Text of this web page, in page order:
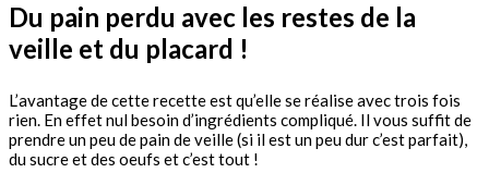
Du pain perdu avec les restes de la
veille et du placard !
L’avantage de cette recette est qu’elle se réalise avec trois fois
rien. En effet nul besoin d’ingrédients compliqué. Il vous suffit de
prendre un peu de pain de veille (si il est un peu dur c’est parfait),
du sucre et des oeufs et c’est tout !